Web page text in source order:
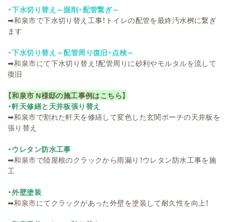
・下水切り替え～掘削・配管繋ぎ～
➡和泉市で下水切り替え工事！トイレの配管を最終汚水桝に繋ぎ
ます
・下水切り替え～配管周り復旧・点検～
➡和泉市にて下水切り替え！配管周りに砂利やモルタルを流して
復旧
【和泉市 N様邸の施工事例はこちら】
・軒天修繕と天井板張り替え
➡和泉市で割れた軒天を修繕して変色した玄関ポーチの天井板を
張り替え
・ウレタン防水工事
➡和泉市で陸屋根のクラックから雨漏り！ウレタン防水工事を施
工
・外壁塗装
➡和泉市にてクラックがあった外壁を塗装して耐久性を向上！